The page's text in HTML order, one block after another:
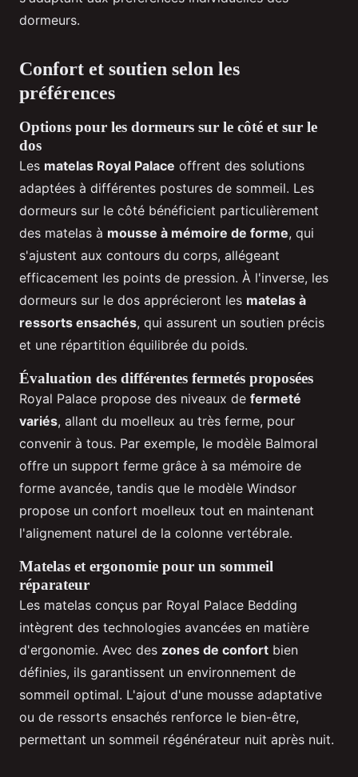
dormeurs.
Confort et soutien selon les
préférences
Options pour les dormeurs sur le côté et sur le
dos
Les matelas Royal Palace offrent des solutions
adaptées à différentes postures de sommeil. Les
dormeurs sur le côté bénéficient particulièrement
des matelas à mousse à mémoire de forme, qui
s'ajustent aux contours du corps, allégeant
efficacement les points de pression. À l'inverse, les
dormeurs sur le dos apprécieront les matelas à
ressorts ensachés, qui assurent un soutien précis
et une répartition équilibrée du poids.
Évaluation des différentes fermetés proposées
Royal Palace propose des niveaux de fermeté
variés, allant du moelleux au très ferme, pour
convenir à tous. Par exemple, le modèle Balmoral
offre un support ferme grâce à sa mémoire de
forme avancée, tandis que le modèle Windsor
propose un confort moelleux tout en maintenant
l'alignement naturel de la colonne vertébrale.
Matelas et ergonomie pour un sommeil
réparateur
Les matelas conçus par Royal Palace Bedding
intègrent des technologies avancées en matière
d'ergonomie. Avec des zones de confort bien
définies, ils garantissent un environnement de
sommeil optimal. L'ajout d'une mousse adaptative
ou de ressorts ensachés renforce le bien-être,
permettant un sommeil régénérateur nuit après nuit.